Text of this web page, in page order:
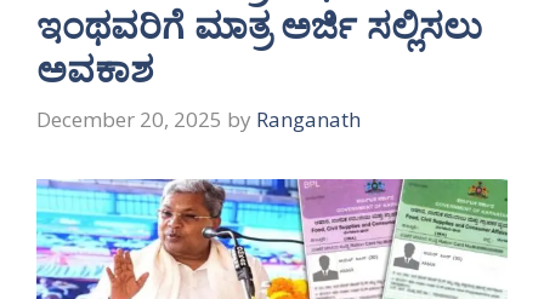
ಇಂಥವರಿಗೆ ಮಾತ್ರ ಅರ್ಜಿ ಸಲ್ಲಿಸಲು
ಅವಕಾಶ
December 20, 2025 by Ranganath